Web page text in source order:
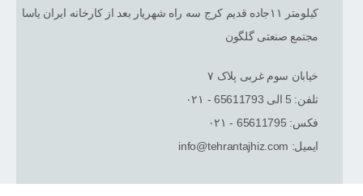
کیلومتر ١١جاده قدیم کرج سه راه شهریار بعد از کارخانه ایران یاسا
مجتمع صنعتی گلگون
خیابان سوم غربی پلاک ٧
تلفن: 5 الی 65611793 - ۰۲۱
فکس: 65611795 - ۰۲۱
ایمیل: info@tehrantajhiz.com